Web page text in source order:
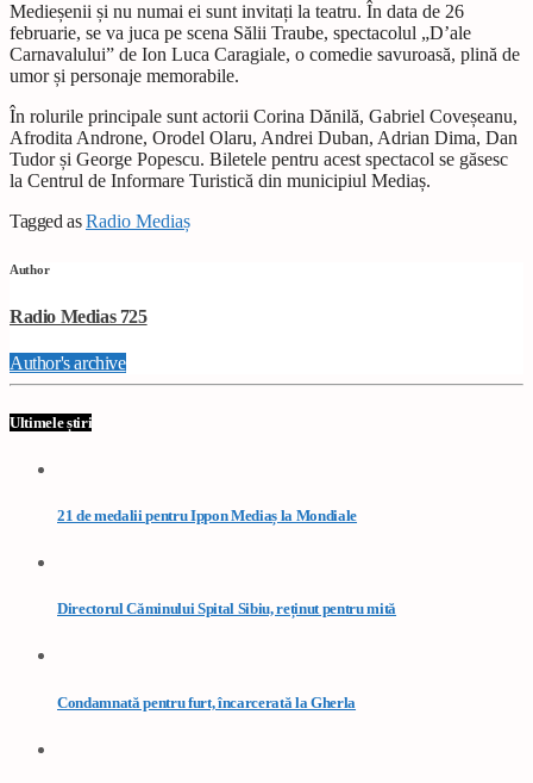
Medieșenii și nu numai ei sunt invitați la teatru. În data de 26
februarie, se va juca pe scena Sălii Traube, spectacolul „D’ale
Carnavalului” de Ion Luca Caragiale, o comedie savuroasă, plină de
umor și personaje memorabile.
În rolurile principale sunt actorii Corina Dănilă, Gabriel Coveșeanu,
Afrodita Androne, Orodel Olaru, Andrei Duban, Adrian Dima, Dan
Tudor și George Popescu. Biletele pentru acest spectacol se găsesc
la Centrul de Informare Turistică din municipiul Mediaș.
Tagged asRadio Mediaș
Author
Radio Medias 725
Author's archive
Ultimele știri
21 de medalii pentru Ippon Mediaș la Mondiale
Directorul Căminului Spital Sibiu, reținut pentru mită
Condamnată pentru furt, încarcerată la Gherla